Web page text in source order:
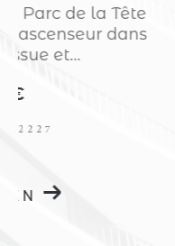
Lyon 6, avenue
que pour ce bel
Vous serez
REF